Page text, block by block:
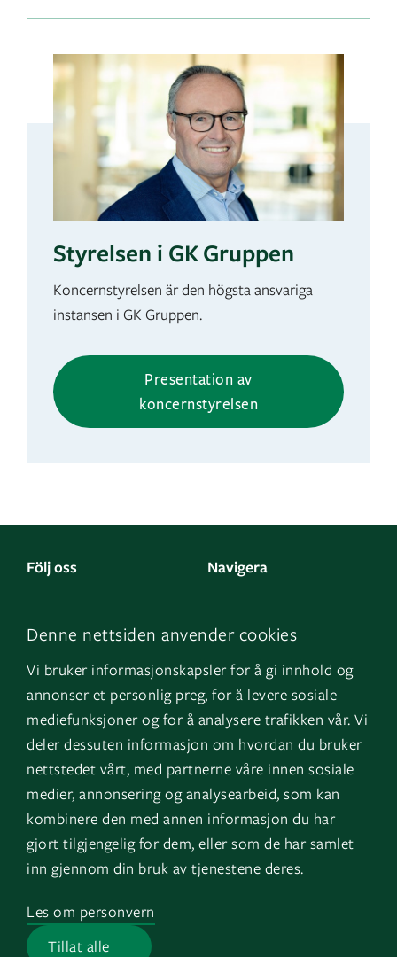
Denne nettsiden anvender cookies
Vi bruker informasjonskapsler for å gi innhold og
annonser et personlig preg, for å levere sosiale
mediefunksjoner og for å analysere trafikken vår. Vi
deler dessuten informasjon om hvordan du bruker
nettstedet vårt, med partnerne våre innen sosiale
medier, annonsering og analysearbeid, som kan
kombinere den med annen informasjon du har
gjort tilgjengelig for dem, eller som de har samlet
inn gjennom din bruk av tjenestene deres.
Tillat alle
Les om personvern
Styrelsen i GK Gruppen
Koncernstyrelsen är den högsta ansvariga
instansen i GK Gruppen.
Presentation av
koncernstyrelsen
Följ oss
LinkedIn
Instagram
YouTube
Navigera
Om oss
GK Norge
GK Danmark
Genvägar
Fakturauppgifter
HMS
Jobb på GK
Logga in
EOS